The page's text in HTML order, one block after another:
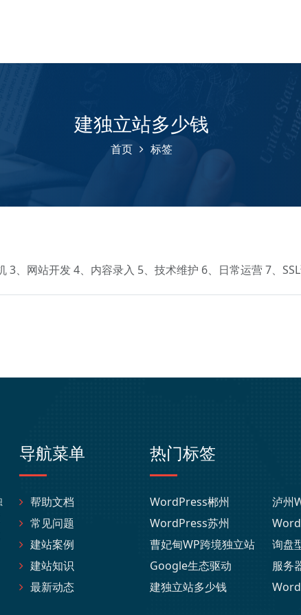
建独立站多少钱
首页 标签
、网站开发 4、内容录入 5、技术维护 6、日常运营 7、
导航菜单
帮助文档
常见问题
建站案例
建站知识
最新动态
热门标签
WordPress郴州
泸州
WordPress苏州
曹妃甸WP跨境独立站
询盘
Google生态驱动
服务
建独立站多少钱